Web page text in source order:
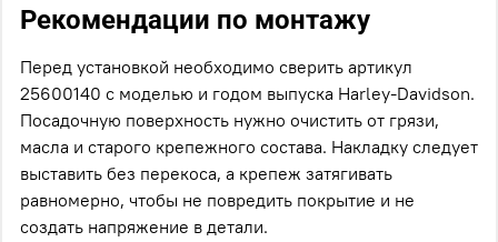
Рекомендации по монтажу
Перед установкой необходимо сверить артикул
25600140 с моделью и годом выпуска Harley-Davidson.
Посадочную поверхность нужно очистить от грязи,
масла и старого крепежного состава. Накладку следует
выставить без перекоса, а крепеж затягивать
равномерно, чтобы не повредить покрытие и не
создать напряжение в детали.